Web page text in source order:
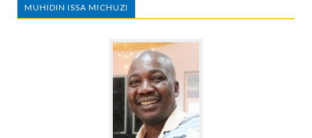
MUHIDIN ISSA MICHUZI